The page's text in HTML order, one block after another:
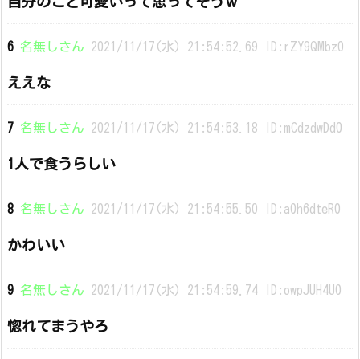
6 名無しさん 2021/11/17(水) 21:54:52.69 ID:rZY9QMbz0
ええな
7 名無しさん 2021/11/17(水) 21:54:53.18 ID:mCdzdwDd0
1人で食うらしい
8 名無しさん 2021/11/17(水) 21:54:55.50 ID:a0h6dteR0
かわいい
9 名無しさん 2021/11/17(水) 21:54:59.74 ID:owpJUH4U0
惚れてまうやろ